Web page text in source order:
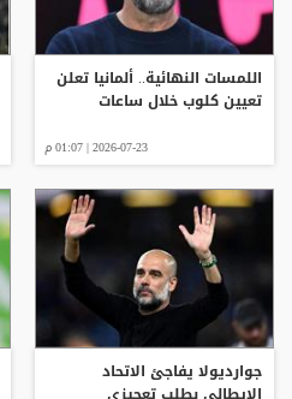
اللمسات النهائية.. ألمانيا تعلن
تعيين كلوب خلال ساعات
2026-07-23 | 01:07 م
جوارديولا يفاجئ الاتحاد
الإيطالي بطلب تعجيزي